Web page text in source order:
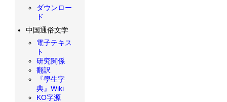
ダウンロー
ド
中国通俗文学
電子テキス
ト
研究関係
翻訳
『學生字
典』Wiki
KO字源